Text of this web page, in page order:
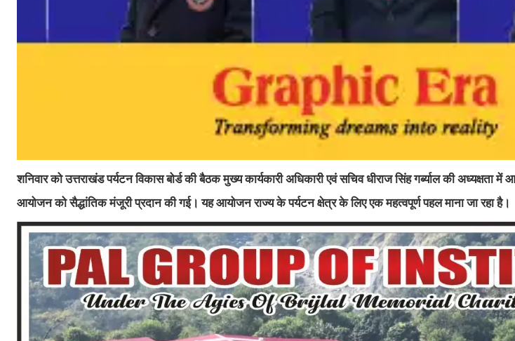
शनिवार को उत्तराखंड पर्यटन विकास बोर्ड की बैठक मुख्य कार्यकारी अधिकारी एवं सचिव धीराज सिंह गर्ब्याल की
आयोजन को सैद्धांतिक मंजूरी प्रदान की गई। यह आयोजन राज्य के पर्यटन क्षेत्र के लिए एक महत्वपूर्ण पहल माना जा रहा है।